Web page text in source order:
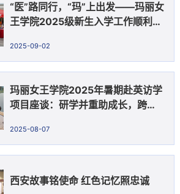
“医”路同行，“玛”上出发——玛丽女
王学院2025级新生入学工作顺利开
2025-09-02
玛丽女王学院2025年暑期赴英访学
项目座谈：研学并重助成长，跨文
2025-08-07
西安故事铭使命 红色记忆照忠诚